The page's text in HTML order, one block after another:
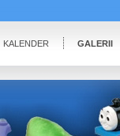
KALENDER GALERII